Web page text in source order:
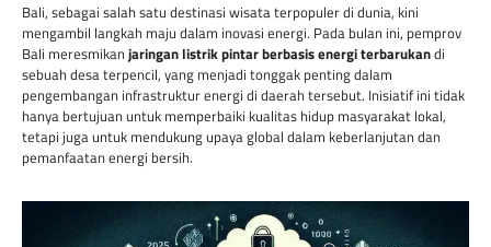
Bali, sebagai salah satu destinasi wisata terpopuler di dunia, kini
mengambil langkah maju dalam inovasi energi. Pada bulan ini, pemprov
Bali meresmikanjaringan listrik pintar berbasis energi terbarukandi
sebuah desa terpencil, yang menjadi tonggak penting dalam
pengembangan infrastruktur energi di daerah tersebut. Inisiatif ini tidak
hanya bertujuan untuk memperbaiki kualitas hidup masyarakat lokal,
tetapi juga untuk mendukung upaya global dalam keberlanjutan dan
pemanfaatan energi bersih.